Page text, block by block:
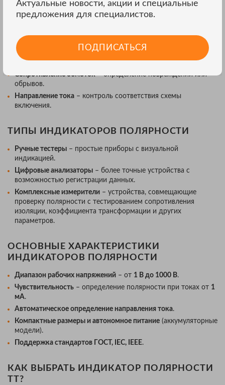
Полярность первичной и вторичной обмоток
– правильность
подключения ТТ.
Фазовый сдвиг– выявление отклонений от нормы.
Сопротивление обмоток– определение повреждений или
обрывов.
Направление тока – контроль соответствия схемы
включения.
ТИПЫ ИНДИКАТОРОВ ПОЛЯРНОСТИ
Ручные тестеры – простые приборы с визуальной
индикацией.
Цифровые анализаторы – более точные устройства с
возможностью регистрации данных.
Комплексные измерители – устройства, совмещающие
проверку полярности с тестированием сопротивления
изоляции, коэффициента трансформации и других
параметров.
ОСНОВНЫЕ ХАРАКТЕРИСТИКИ
ИНДИКАТОРОВ ПОЛЯРНОСТИ
Диапазон рабочих напряжений – от 1 В до 1000 В.
Чувствительность – определение полярности при токах от 1
мА.
Автоматическое определение направления тока.
Компактные размеры и автономное питание (аккумуляторные
модели).
Поддержка стандартов ГОСТ, IEC, IEEE.
КАК ВЫБРАТЬ ИНДИКАТОР ПОЛЯРНОСТИ
ТТ?
Актуальные новости, акции и специальные
предложения для специалистов.
ПОДПИСАТЬСЯ